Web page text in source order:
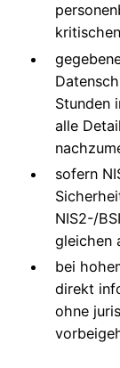
Stunden
alle
sofern
NIS2-/
gleichen
bei
direkt
ohne